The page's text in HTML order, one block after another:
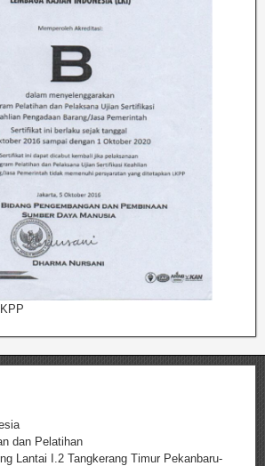
dan Pelatihan
Lantai I.2 Tangkerang Timur Pekanbaru-